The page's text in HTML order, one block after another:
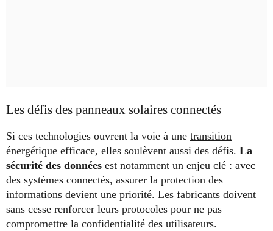
Les défis des panneaux solaires connectés
Si ces technologies ouvrent la voie à une transition
énergétique efficace, elles soulèvent aussi des défis. La
sécurité des données est notamment un enjeu clé : avec
des systèmes connectés, assurer la protection des
informations devient une priorité. Les fabricants doivent
sans cesse renforcer leurs protocoles pour ne pas
compromettre la confidentialité des utilisateurs.